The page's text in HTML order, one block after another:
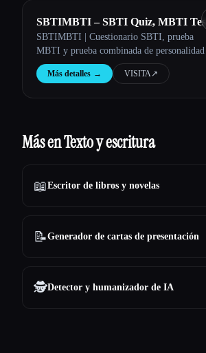
SBTIMBTI – SBTI Quiz, MBTI Test
& Combo Personality Test
SBTIMBTI | Cuestionario SBTI, prueba
MBTI y prueba combinada de personalidad
Más detalles → VISITA↗︎
Más en Texto y escritura
📖Escritor de libros y novelas
📝Generador de cartas de presentación
🕵️Detector y humanizador de IA